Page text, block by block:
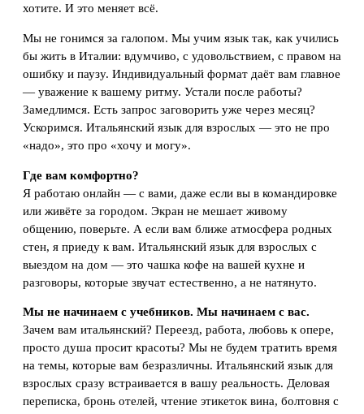
хотите. И это меняет всё.
Мы не гонимся за галопом. Мы учим язык так, как учились
бы жить в Италии: вдумчиво, с удовольствием, с правом на
ошибку и паузу. Индивидуальный формат даёт вам главное
— уважение к вашему ритму. Устали после работы?
Замедлимся. Есть запрос заговорить уже через месяц?
Ускоримся. Итальянский язык для взрослых — это не про
«надо», это про «хочу и могу».
Где вам комфортно?
Я работаю онлайн — с вами, даже если вы в командировке
или живёте за городом. Экран не мешает живому
общению, поверьте. А если вам ближе атмосфера родных
стен, я приеду к вам. Итальянский язык для взрослых с
выездом на дом — это чашка кофе на вашей кухне и
разговоры, которые звучат естественно, а не натянуто.
Мы не начинаем с учебников. Мы начинаем с вас.
Зачем вам итальянский? Переезд, работа, любовь к опере,
просто душа просит красоты? Мы не будем тратить время
на темы, которые вам безразличны. Итальянский язык для
взрослых сразу встраивается в вашу реальность. Деловая
переписка, бронь отелей, чтение этикеток вина, болтовня с